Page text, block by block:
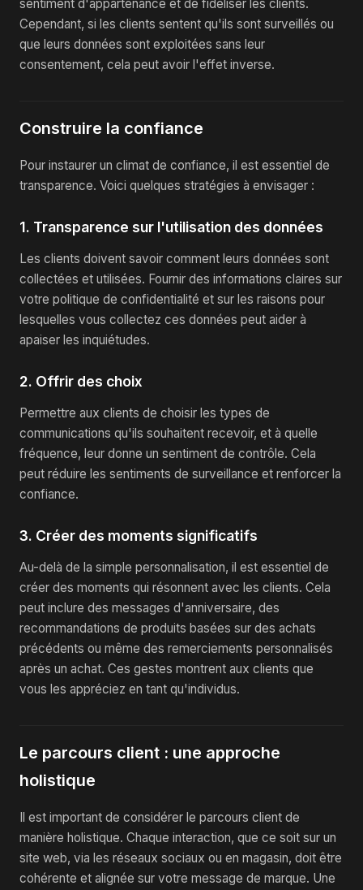
sentiment d'appartenance et de fidéliser les clients.
Cependant, si les clients sentent qu'ils sont surveillés ou
que leurs données sont exploitées sans leur
consentement, cela peut avoir l'effet inverse.
Construire la confiance
Pour instaurer un climat de confiance, il est essentiel de
transparence. Voici quelques stratégies à envisager :
1. Transparence sur l'utilisation des données
Les clients doivent savoir comment leurs données sont
collectées et utilisées. Fournir des informations claires sur
votre politique de confidentialité et sur les raisons pour
lesquelles vous collectez ces données peut aider à
apaiser les inquiétudes.
2. Offrir des choix
Permettre aux clients de choisir les types de
communications qu'ils souhaitent recevoir, et à quelle
fréquence, leur donne un sentiment de contrôle. Cela
peut réduire les sentiments de surveillance et renforcer la
confiance.
3. Créer des moments significatifs
Au-delà de la simple personnalisation, il est essentiel de
créer des moments qui résonnent avec les clients. Cela
peut inclure des messages d'anniversaire, des
recommandations de produits basées sur des achats
précédents ou même des remerciements personnalisés
après un achat. Ces gestes montrent aux clients que
vous les appréciez en tant qu'individus.
Le parcours client : une approche
holistique
Il est important de considérer le parcours client de
manière holistique. Chaque interaction, que ce soit sur un
site web, via les réseaux sociaux ou en magasin, doit être
cohérente et alignée sur votre message de marque. Une